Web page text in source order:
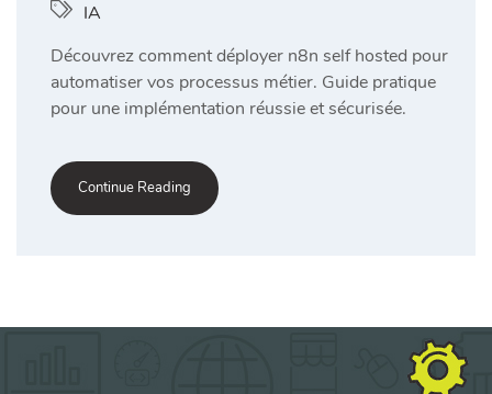
IA
Découvrez comment déployer n8n self hosted pour
automatiser vos processus métier. Guide pratique
pour une implémentation réussie et sécurisée.
Continue Reading